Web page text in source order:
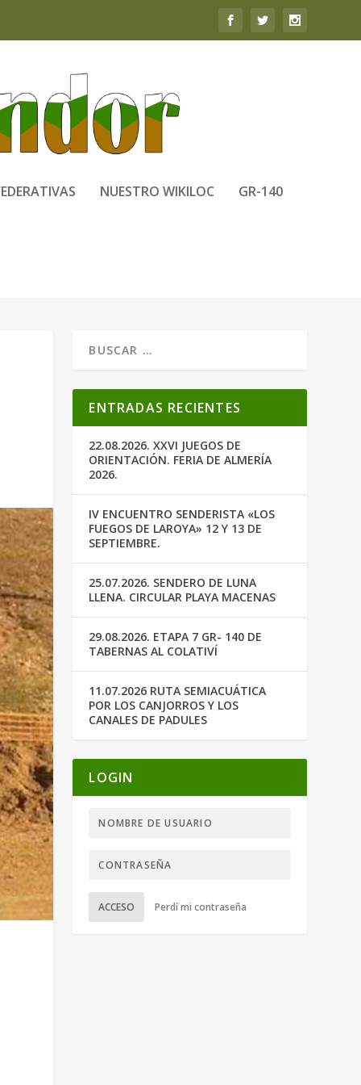
NUESTRO WIKILOC GR-140
ENTRADAS RECIENTES
22.08.2026. XXVI JUEGOS DE
ORIENTACIÓN. FERIA DE ALMERÍA
2026.
IV ENCUENTRO SENDERISTA «LOS
FUEGOS DE LAROYA» 12 Y 13 DE
SEPTIEMBRE.
25.07.2026. SENDERO DE LUNA
LLENA. CIRCULAR PLAYA MACENAS
29.08.2026. ETAPA 7 GR- 140 DE
TABERNAS AL COLATIVÍ
11.07.2026 RUTA SEMIACUÁTICA
POR LOS CANJORROS Y LOS
CANALES DE PADULES
LOGIN
ACCESO Perdí mi contraseña